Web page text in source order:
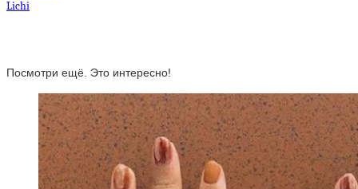
Lichi
Посмотри ещё. Это интересно!